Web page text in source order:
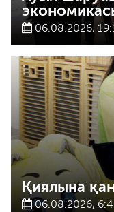
06.08.2026,
Қиялына
06.08.2026,